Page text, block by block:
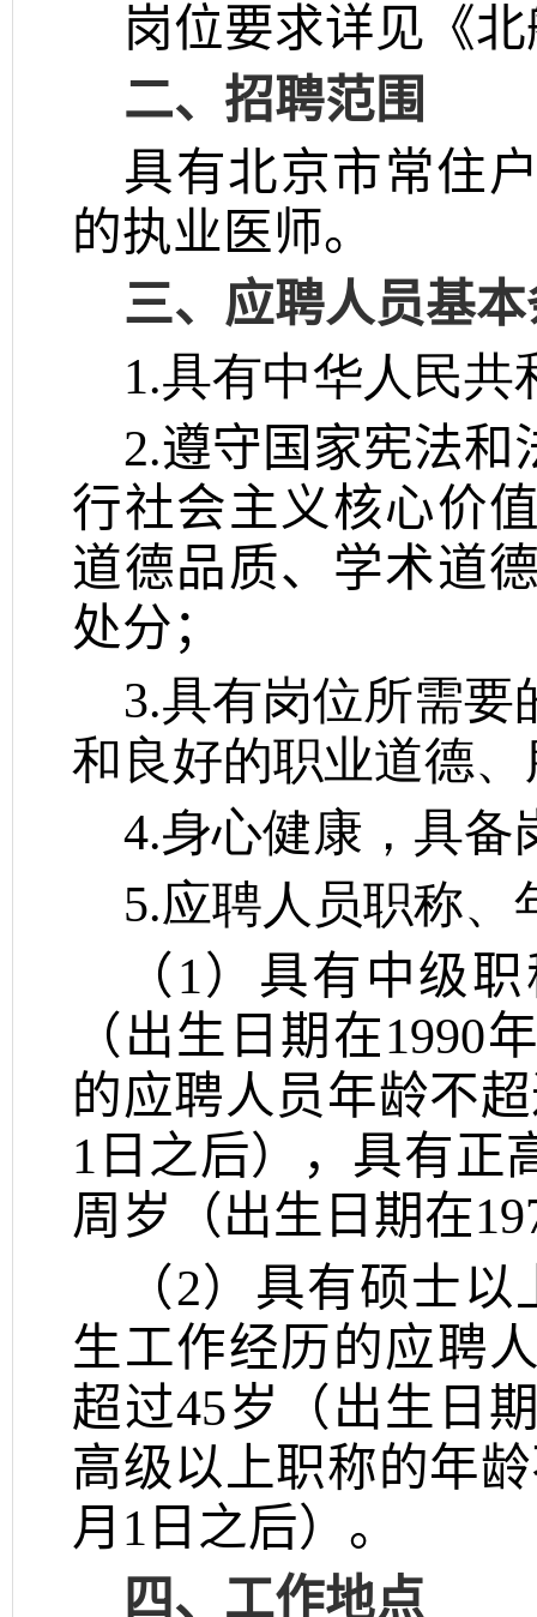
岗位要求详见《
二、招聘范围
具有北京市常住
的执业医师。
三、应聘人员基
1.具有中华人民共
2.遵守国家宪法和
行社会主义核心价
道德品质、学术道
处分；
3.具有岗位所需
和良好的职业道德
4.身心健康，具备
5.应聘人员职称
（ 1）具有中级
（出生日期在1990
的应聘人员年龄不
1 日之后），具有正
周岁（出生日期在
（2）具有硕士以
生工作经历的应聘
超过45岁（出生日
高级以上职称的年
月 1 日之后）。
四、工作地点